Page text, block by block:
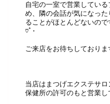
自宅の一室で営業してい
め、隣の会話が気になっ
ることがほとんどないので
♡ﾟ･
ご来店をお待ちしており
当店はまつげエクステサロ
保健所の許可のもと営業し